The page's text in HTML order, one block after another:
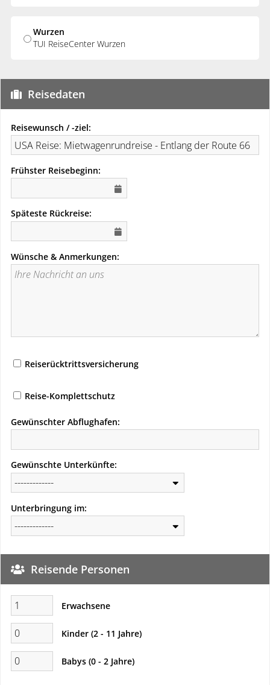
Wurzen
TUI ReiseCenter Wurzen
Reisedaten
Reisewunsch / -ziel:
Frühster Reisebeginn:
Späteste Rückreise:
Wünsche & Anmerkungen:
Reiserücktrittsversicherung
Reise-Komplettschutz
Gewünschter Abflughafen:
Gewünschte Unterkünfte:
Unterbringung im:
Reisende Personen
Erwachsene
Kinder (2 - 11 Jahre)
Babys (0 - 2 Jahre)